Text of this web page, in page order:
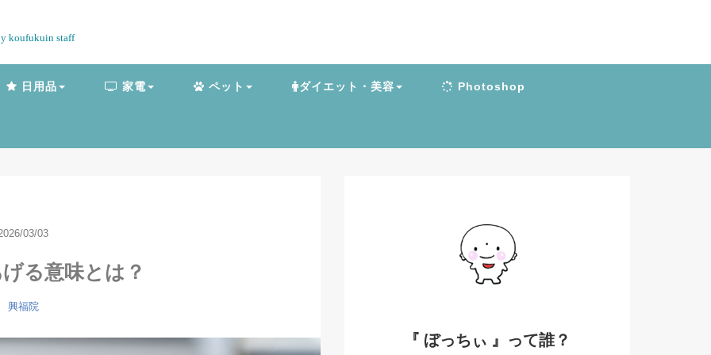
koufukuin staff
日用品 家電 ペット ダイエット・美容 Photoshop
03/03
る意味とは？
興福院
『 ぼっちぃ 』って誰？